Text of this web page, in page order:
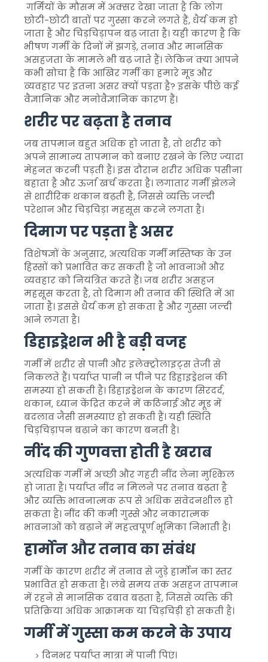
गर्मियों के मौसम में अक्सर देखा जाता है कि लोग
छोटी-छोटी बातों पर गुस्सा करने लगते हैं, धैर्य कम हो
जाता है और चिड़चिड़ापन बढ़ जाता है। यही कारण है कि
भीषण गर्मी के दिनों में झगड़े, तनाव और मानसिक
असहजता के मामले भी बढ़ जाते हैं। लेकिन क्या आपने
कभी सोचा है कि आखिर गर्मी का हमारे मूड और
व्यवहार पर इतना असर क्यों पड़ता है? इसके पीछे कई
वैज्ञानिक और मनोवैज्ञानिक कारण हैं।
शरीर पर बढ़ता है तनाव
जब तापमान बहुत अधिक हो जाता है, तो शरीर को
अपने सामान्य तापमान को बनाए रखने के लिए ज्यादा
मेहनत करनी पड़ती है। इस दौरान शरीर अधिक पसीना
बहाता है और ऊर्जा खर्च करता है। लगातार गर्मी झेलने
से शारीरिक थकान बढ़ती है, जिससे व्यक्ति जल्दी
परेशान और चिड़चिड़ा महसूस करने लगता है।
दिमाग पर पड़ता है असर
विशेषज्ञों के अनुसार, अत्यधिक गर्मी मस्तिष्क के उन
हिस्सों को प्रभावित कर सकती है जो भावनाओं और
व्यवहार को नियंत्रित करते हैं। जब शरीर असहज
महसूस करता है, तो दिमाग भी तनाव की स्थिति में आ
जाता है। इससे धैर्य कम हो सकता है और गुस्सा जल्दी
आने लगता है।
डिहाइड्रेशन भी है बड़ी वजह
गर्मी में शरीर से पानी और इलेक्ट्रोलाइट्स तेजी से
निकलते हैं। पर्याप्त पानी न पीने पर डिहाइड्रेशन की
समस्या हो सकती है। डिहाइड्रेशन के कारण सिरदर्द,
थकान, ध्यान केंद्रित करने में कठिनाई और मूड में
बदलाव जैसी समस्याएं हो सकती हैं। यही स्थिति
चिड़चिड़ापन बढ़ाने का कारण बनती है।
नींद की गुणवत्ता होती है खराब
अत्यधिक गर्मी में अच्छी और गहरी नींद लेना मुश्किल
हो जाता है। पर्याप्त नींद न मिलने पर तनाव बढ़ता है
और व्यक्ति भावनात्मक रूप से अधिक संवेदनशील हो
सकता है। नींद की कमी गुस्से और नकारात्मक
भावनाओं को बढ़ाने में महत्वपूर्ण भूमिका निभाती है।
हार्मोन और तनाव का संबंध
गर्मी के कारण शरीर में तनाव से जुड़े हार्मोन का स्तर
प्रभावित हो सकता है। लंबे समय तक असहज तापमान
में रहने से मानसिक दबाव बढ़ता है, जिससे व्यक्ति की
प्रतिक्रिया अधिक आक्रामक या चिड़चिड़ी हो सकती है।
गर्मी में गुस्सा कम करने के उपाय
दिनभर पर्याप्त मात्रा में पानी पिएं।